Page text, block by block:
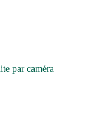
par caméra